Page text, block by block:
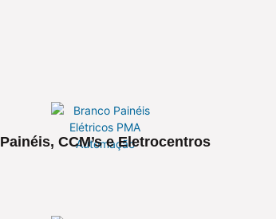
Painéis, CCM’s e Eletrocentros